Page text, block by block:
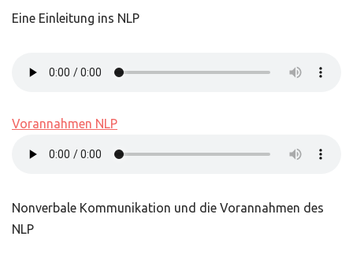
Eine Einleitung ins NLP
Vorannahmen NLP
Nonverbale Kommunikation und die Vorannahmen des
NLP